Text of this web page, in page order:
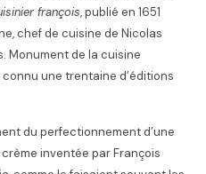
françois, publié en 1651
chef de cuisine de Nicolas
. Monument de la cuisine
connu une trentaine d’éditions
du perfectionnement d’une
inventée par François